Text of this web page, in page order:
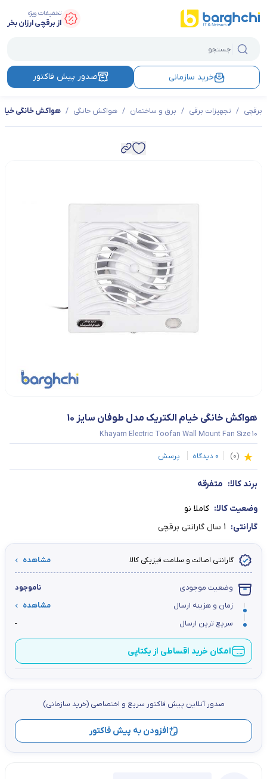
تخفیفات ویژه
از برقچی ارزان بخر
خرید سازمانی صدور پیش فاکتور
برقچی / تجهیزات برقی / برق و ساختمان / هواکش خانگی / هواکش خانگی خیام
هواکش خانگی خیام الکتریک مدل طوفان سایز 10
Khayam Electric Toofan Wall Mount Fan Size 10
(
0
)
0 دیدگاه پرسش
برند کالا: متفرقه
وضعیت کالا: کاملا نو
گارانتی: 1 سال گارانتی برقچی
گارانتی اصالت و سلامت فیزیکی کالا مشاهده
وضعیت موجودی
ناموجود
زمان و هزینه ارسال
مشاهده
سریع ترین ارسال
-
امکان خرید اقساطی از یکتاپی
صدور آنلاین پيش فاكتور سریع و اختصاصي (خرید سازمانی)
افزودن به پیش فاکتور